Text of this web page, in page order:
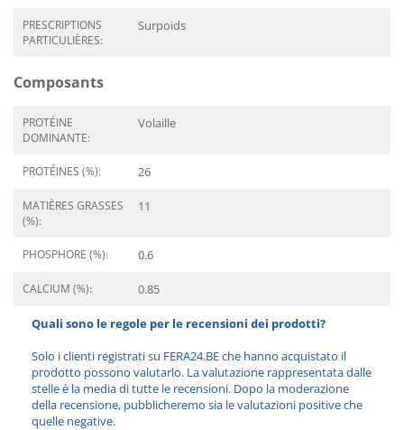
PRESCRIPTIONS
PARTICULIÈRES:
Surpoids
Composants
PROTÉINE
DOMINANTE:
Volaille
PROTÉINES (%): 26
MATIÈRES GRASSES
(%):
11
PHOSPHORE (%): 0.6
CALCIUM (%): 0.85
Quali sono le regole per le recensioni dei prodotti?
Solo i clienti registrati su FERA24.BE che hanno acquistato il
prodotto possono valutarlo. La valutazione rappresentata dalle
stelle è la media di tutte le recensioni. Dopo la moderazione
della recensione, pubblicheremo sia le valutazioni positive che
quelle negative.